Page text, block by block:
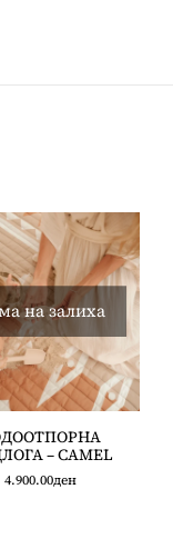
на залиха
– CAMEL
4.900.00ден